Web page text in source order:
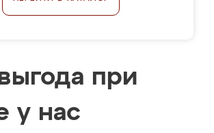
при
у нас